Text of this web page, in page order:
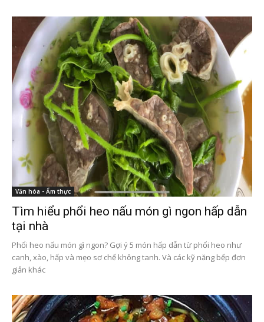
Văn hóa - Ẩm thực
Tìm hiểu phổi heo nấu món gì ngon hấp dẫn
tại nhà
Phổi heo nấu món gì ngon? Gợi ý 5 món hấp dẫn từ phổi heo như
canh, xào, hấp và mẹo sơ chế không tanh. Và các kỹ năng bếp đơn
giản khác